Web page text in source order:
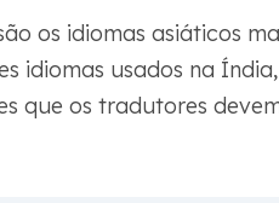
os idiomas asiáticos
idiomas usados na
que os tradutores